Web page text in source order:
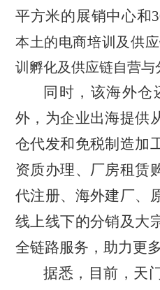
平方米的展销中心和
本土的电商培训及供
训孵化及供应链自营
同时，该海外仓
外 ， 为企业出海提供
仓代发和免税制造加
资质办理、 厂房租赁
代注册、海外建厂、
线上线下的分销及大
全链路服务 ，助力更
据悉，目前，天